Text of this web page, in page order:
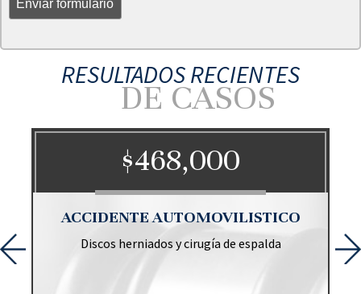
RESULTADOS RECIENTES
DE CASOS
$468,000
ACCIDENTE AUTOMOVILISTICO
Discos herniados y cirugía de espalda